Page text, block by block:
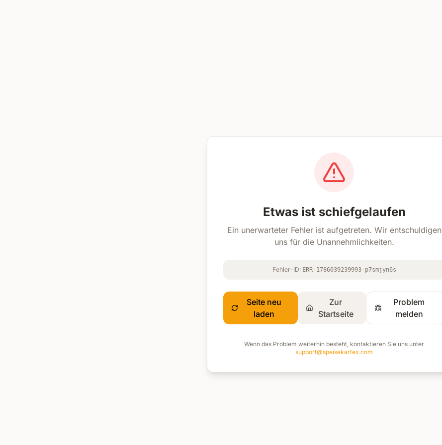
Etwas ist schiefgelaufen
Ein unerwarteter Fehler ist aufgetreten. Wir entschuldigen
uns für die Unannehmlichkeiten.
Fehler-ID: ERR-1786039239993-p7smjyn6s
Seite neu
laden
Zur
Startseite
Problem
melden
Wenn das Problem weiterhin besteht, kontaktieren Sie uns unter
support@speisekartex.com